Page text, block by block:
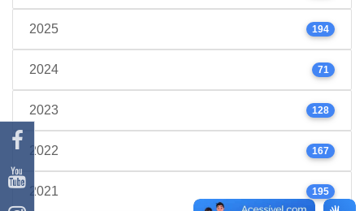
2025 194
2024 71
2023 128
2022 167
2021 195